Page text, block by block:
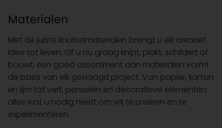
Materialen
Met de juiste knutselmaterialen brengt u elk creatief
idee tot leven. Of u nu graag knipt, plakt, schildert of
bouwt, een goed assortiment aan materialen vormt
de basis van elk geslaagd project. Van papier, karton
en lijm tot verf, penselen en decoratieve elementen:
alles wat u nodig heeft om vrij te creëren en te
experimenteren.